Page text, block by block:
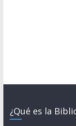
¿Qué es la